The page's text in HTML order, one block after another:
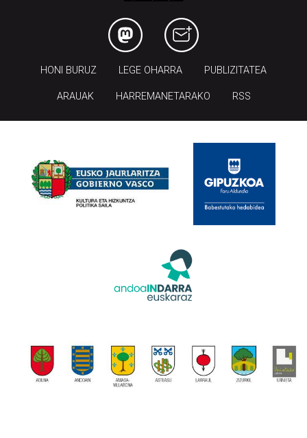
HONI BURUZ LEGE OHARRA PUBLIZITATEA
ARAUAK HARREMANETARAKO RSS